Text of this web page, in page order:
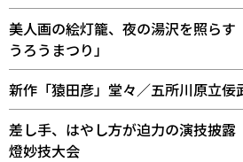
美人画の絵灯籠、夜の湯沢を照ら
うろうまつり」
新作「猿田彦」堂々／五所川原立佞
差し手、はやし方が迫力の演技披
燈妙技大会